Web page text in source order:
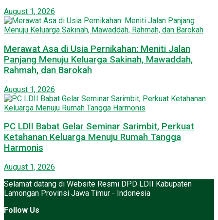
August 1, 2026
Merawat Asa di Usia Pernikahan: Meniti Jalan
Panjang Menuju Keluarga Sakinah, Mawaddah,
Rahmah, dan Barokah
August 1, 2026
PC LDII Babat Gelar Seminar Sarimbit, Perkuat
Ketahanan Keluarga Menuju Rumah Tangga
Harmonis
August 1, 2026
Selamat datang di Website Resmi DPD LDII Kabupaten
Lamongan Provinsi Jawa Timur - Indonesia
Follow Us